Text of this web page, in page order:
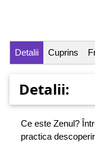
Detalii Cuprins
Detalii:
Ce este Zenul?
practica